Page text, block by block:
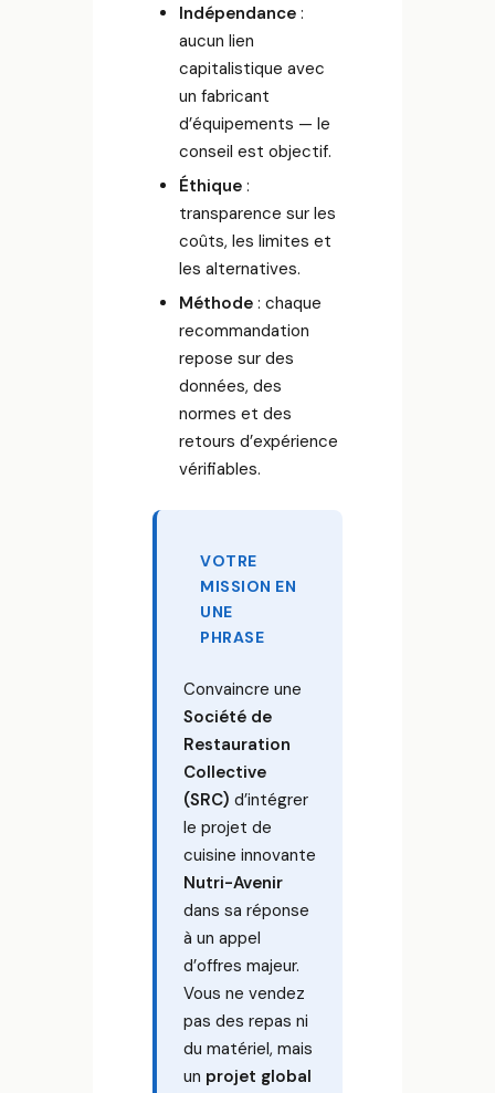
Indépendance :
aucun lien
capitalistique avec
un fabricant
d’équipements — le
conseil est objectif.
Éthique :
transparence sur les
coûts, les limites et
les alternatives.
Méthode : chaque
recommandation
repose sur des
données, des
normes et des
retours d’expérience
vérifiables.
VOTRE
MISSION EN
UNE
PHRASE
Convaincre une
Société de
Restauration
Collective
(SRC) d’intégrer
le projet de
cuisine innovante
Nutri-Avenir
dans sa réponse
à un appel
d’offres majeur.
Vous ne vendez
pas des repas ni
du matériel, mais
un projet global